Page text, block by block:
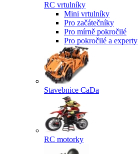
RC vrtulníky
Mini vrtulníky
Pro začátečníky
Pro mírně pokročilé
Pro pokročilé a experty
Stavebnice CaDa
RC motorky